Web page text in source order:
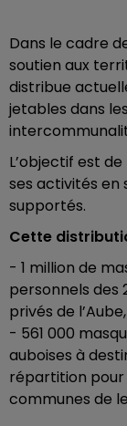
Dans le cadre
soutien aux
distribue
jetables dans
L’objectif est
ses activités en
supportés.
Cette
- 1 million de
personnels des
privés de l’Aube,
- 561 000
auboises à
répartition pour
communes de